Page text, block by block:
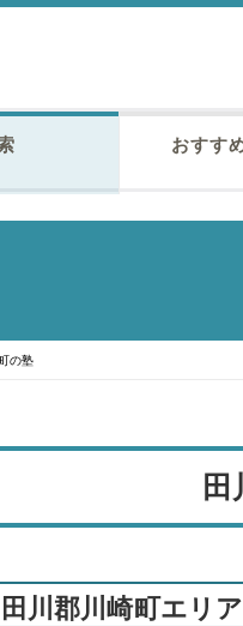
おすす
の塾
田川郡川崎町エリア